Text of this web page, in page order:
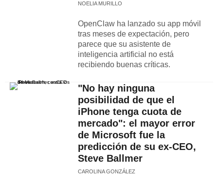
NOELIA MURILLO
OpenClaw ha lanzado su app móvil
tras meses de expectación, pero
parece que su asistente de
inteligencia artificial no está
recibiendo buenas críticas.
"No hay ninguna
posibilidad de que el
iPhone tenga cuota de
mercado": el mayor error
de Microsoft fue la
predicción de su ex-CEO,
Steve Ballmer
CAROLINA GONZÁLEZ